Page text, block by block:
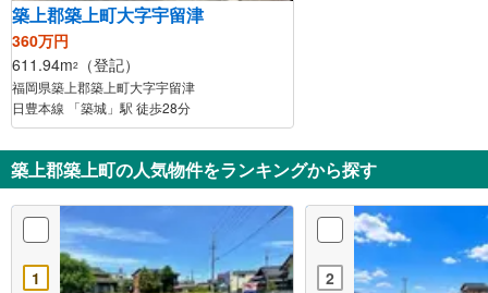
築上郡築上町大字宇留津
360万円
611.94m2 （登記）
福岡県築上郡築上町大字宇留津
日豊本線 「築城」駅 徒歩28分
築上郡築上町の人気物件をランキングから探す
1 2